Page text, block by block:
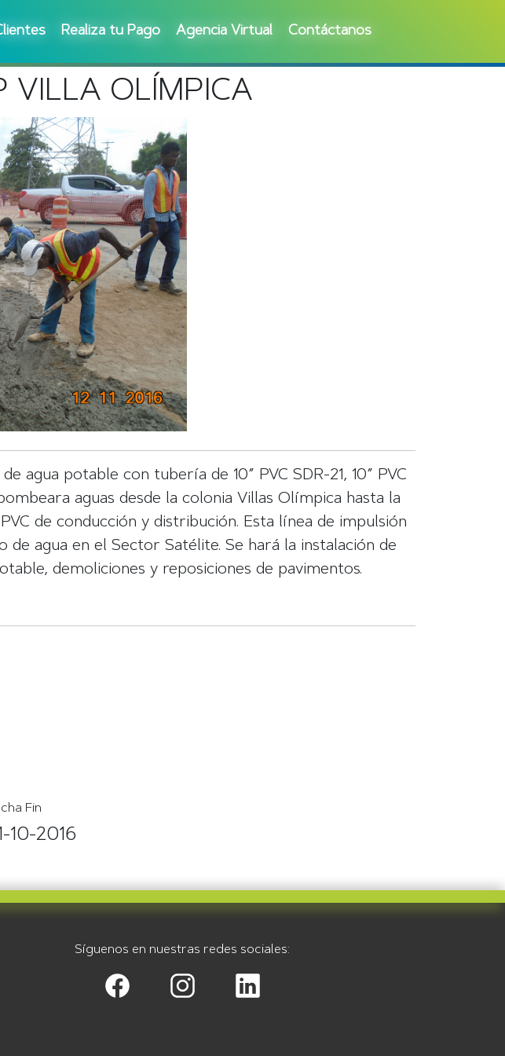
Realiza tu Pago Agencia Virtual Contáctanos
VILLA OLÍMPICA
agua potable con tubería de 10” PVC SDR-21, 10” PVC
aguas desde la colonia Villas Olímpica hasta la
de conducción y distribución. Esta línea de impulsión
agua en el Sector Satélite. Se hará la instalación de
demoliciones y reposiciones de pavimentos.
Fin
10-2016
Síguenos en nuestras redes sociales: